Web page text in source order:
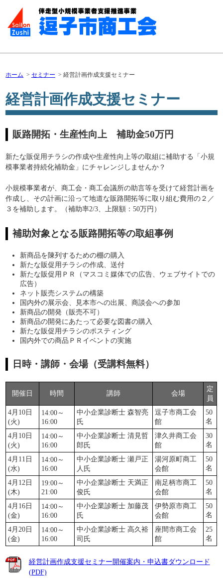
ホーム セミナー 経営計画作成支援セミナー
経営計画作成支援セミナー
販路開拓・生産性向上 補助金50万円
新たな販促用チラシの作成や生産性向上等の取組に補助する「小規
模事業者持続化補助金」にチャレンジしませんか？
小規模事業者が、商工会・商工会議所の助言等を受けて経営計画を
作成し、その計画に沿って地道な販路開拓等に取り組む費用の２／
３を補助します。（補助率2/3、上限額：50万円）
補助対象となる販路開拓等の取組事例
新商品を陳列するための棚の購入
新たな販促用チラシの作成、送付
新たな販促用ＰＲ（マスコミ媒体での広告、ウェブサイトでの
広告）
ネット販売システムの構築
国内外の展示会、見本市への出展、商談会への参加
新商品の開発（販売不可）
新商品の開発にあたって必要な図書の購入
新たな販促用チラシのポスティング
国内外での商品ＰＲイベントの実施
日時・講師・会場（受講料無料）
開催日 時間 講師 会場
定
員
4月10日
(火)
14:00～
16:00
中小企業診断士 森智亮
氏
逗子市商工会
館
50
名
4月10日
(火)
14:00～
16:00
中小企業診断士 清見哲
郎氏
津久井商工会
館
30
名
4月11日
(水)
14:00～
16:00
中小企業診断士 瀬戸正
人氏
湯河原町商工
会館
50
名
4月12日
(木)
19:00～
21:00
中小企業診断士 天満正
俊氏
南足柄市商工
会館
50
名
4月16日
(金)
14:00～
16:00
中小企業診断士 加藤茂
氏
伊勢原市商工
会館
50
名
4月20日
(金)
14:00～
16:00
中小企業診断士 高久裕
司氏
座間市商工会
館
25
名
経営計画作成支援セミナー開催案内・申込書ダウンロード
(PDF)